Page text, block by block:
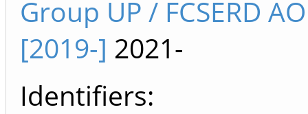
Group UP / FCSERD
[2019-] 2021-
Identifiers